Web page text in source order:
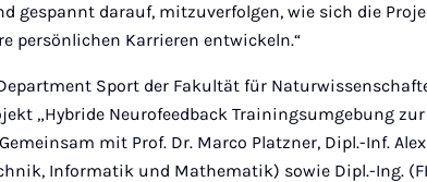
gespannt darauf, mitzuverfolgen, wie sich die
persönlichen Karrieren entwickeln.“
Sport der Fakultät für
„Hybride Neurofeedback Trainingsumgebung
mit Prof. Dr. Marco Platzner, Dipl.-Inf.
Informatik und Mathematik) sowie Dipl.-Ing.